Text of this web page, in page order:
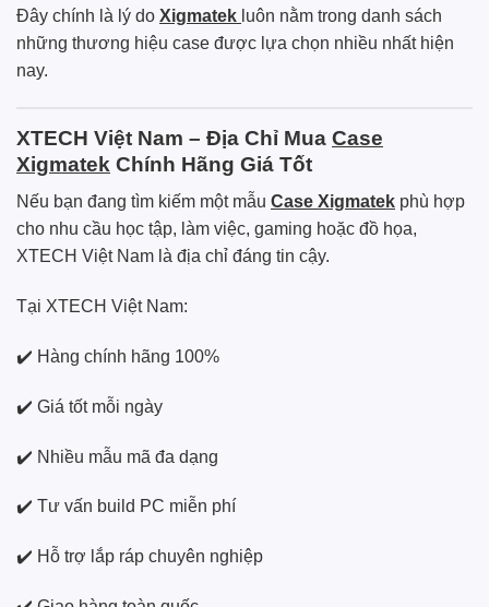
Đây chính là lý do Xigmatek luôn nằm trong danh sách
những thương hiệu case được lựa chọn nhiều nhất hiện
nay.
XTECH Việt Nam – Địa Chỉ Mua Case
Xigmatek Chính Hãng Giá Tốt
Nếu bạn đang tìm kiếm một mẫu Case Xigmatek phù hợp
cho nhu cầu học tập, làm việc, gaming hoặc đồ họa,
XTECH Việt Nam là địa chỉ đáng tin cậy.
Tại XTECH Việt Nam:
✔️ Hàng chính hãng 100%
✔️ Giá tốt mỗi ngày
✔️ Nhiều mẫu mã đa dạng
✔️ Tư vấn build PC miễn phí
✔️ Hỗ trợ lắp ráp chuyên nghiệp